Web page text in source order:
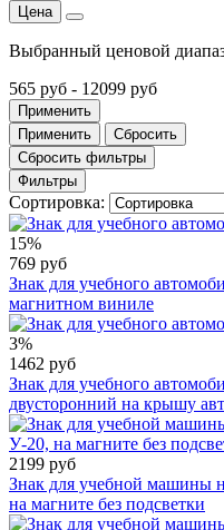
Цена
Выбранный ценовой
565 руб - 12099 руб
Применить
Применить
Сбросить
Сбросить фильтры
Фильтры
Сортировка:
15%
769 руб
Знак для учебного
магнитном виниле
3%
1462 руб
Знак для учебного
двусторонний на крышу
2199 руб
Знак для учебной машины
на магните без подсветки